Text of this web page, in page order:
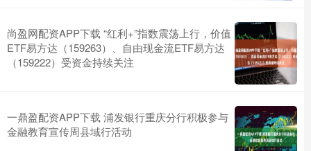
尚盈网配资APP下载 “红利+”指数震荡上行，价值
ETF易方达（159263）、自由现金流ETF易方达
（159222）受资金持续关注
一鼎盈配资APP下载 浦发银行重庆分行积极参与
金融教育宣传周县域行活动